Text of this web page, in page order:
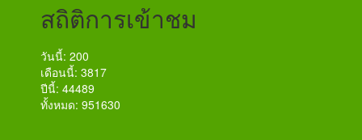
สถิติการเข้าชม
วันนี้: 200
เดือนนี้: 3817
ปีนี้: 44489
ทั้งหมด: 951630